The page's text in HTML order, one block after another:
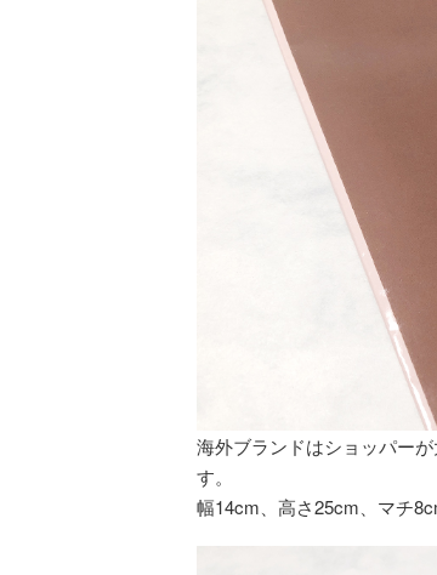
海外ブランドはショッパー
す。
幅14cm、高さ25cm、マチ